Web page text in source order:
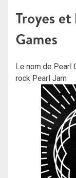
Troyes et
Games
Le nom de Pearl
rock Pearl Jam